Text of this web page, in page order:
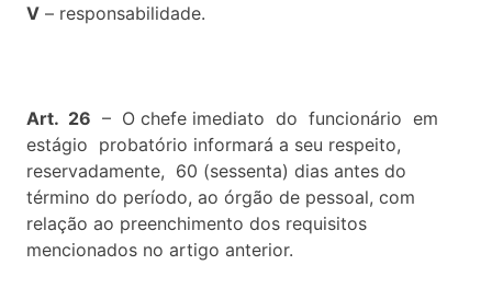
V – responsabilidade.
Art. 26 – O chefe imediato do funcionário em
estágio probatório informará a seu respeito,
reservadamente, 60 (sessenta) dias antes do
término do período, ao órgão de pessoal, com
relação ao preenchimento dos requisitos
mencionados no artigo anterior.